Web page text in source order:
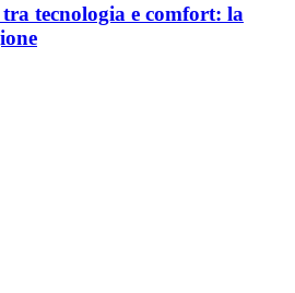
tecnologia e comfort: la